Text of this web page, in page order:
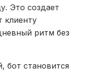
Это создает
клиенту
ритм без
бот становится